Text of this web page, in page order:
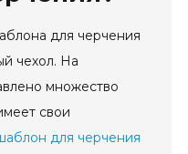
для черчения
чехол. На
множество
свои
для черчения